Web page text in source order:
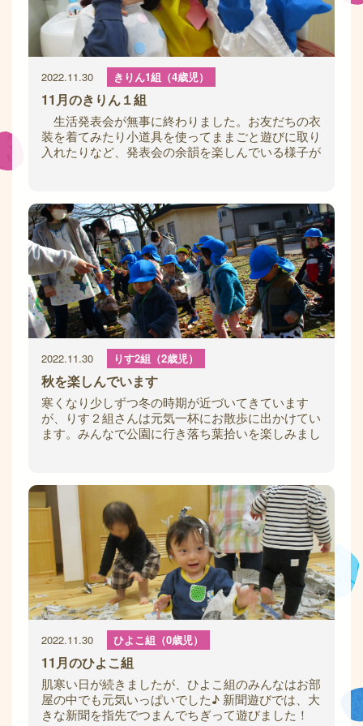
2022.11.30 きりん1組（4歳児）
11月のきりん１組
生活発表会が無事に終わりました。お友だちの衣
装を着てみたり小道具を使ってままごと遊びに取り
入れたりなど、発表会の余韻を楽しんでいる様子が
2022.11.30 りす2組（2歳児）
秋を楽しんでいます
寒くなり少しずつ冬の時期が近づいてきています
が、りす２組さんは元気一杯にお散歩に出かけてい
ます。みんなで公園に行き落ち葉拾いを楽しみまし
2022.11.30 ひよこ組（0歳児）
11月のひよこ組
肌寒い日が続きましたが、ひよこ組のみんなはお部
屋の中でも元気いっぱいでした♪ 新聞遊びでは、大
きな新聞を指先でつまんでちぎって遊びました！